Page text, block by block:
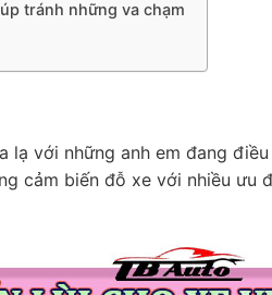
tránh những va chạm
lạ với những anh em đang
cảm biến đỗ xe với nhiều